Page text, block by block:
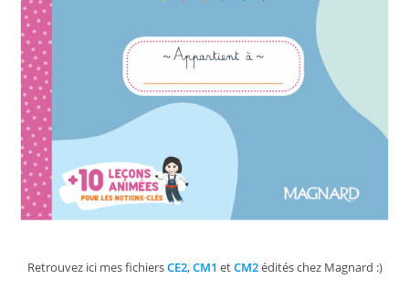
Retrouvez ici mes fichiersCE2,CM1 etCM2édités chez Magnard :)